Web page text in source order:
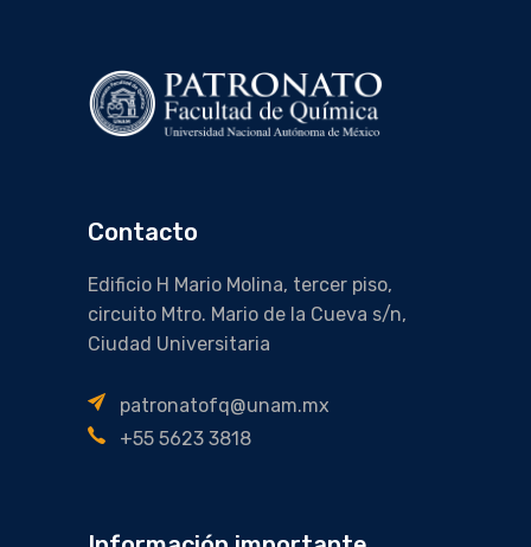
Contacto
Edificio H Mario Molina, tercer piso,
circuito Mtro. Mario de la Cueva s/n,
Ciudad Universitaria
patronatofq@unam.mx
+55 5623 3818